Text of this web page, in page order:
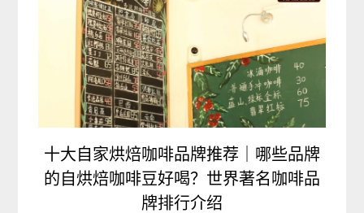
十大自家烘焙咖啡品牌推荐｜哪些品牌
的自烘焙咖啡豆好喝？世界著名咖啡品
牌排行介绍